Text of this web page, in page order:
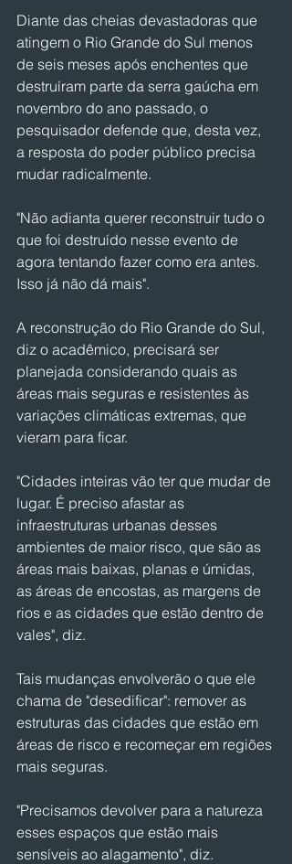
Diante das cheias devastadoras que
atingem o Rio Grande do Sul menos
de seis meses após enchentes que
destruíram parte da serra gaúcha em
novembro do ano passado, o
pesquisador defende que, desta vez,
a resposta do poder público precisa
mudar radicalmente.
"Não adianta querer reconstruir tudo o
que foi destruído nesse evento de
agora tentando fazer como era antes.
Isso já não dá mais".
A reconstrução do Rio Grande do Sul,
diz o acadêmico, precisará ser
planejada considerando quais as
áreas mais seguras e resistentes às
variações climáticas extremas, que
vieram para ficar.
"Cidades inteiras vão ter que mudar de
lugar. É preciso afastar as
infraestruturas urbanas desses
ambientes de maior risco, que são as
áreas mais baixas, planas e úmidas,
as áreas de encostas, as margens de
rios e as cidades que estão dentro de
vales", diz.
Tais mudanças envolverão o que ele
chama de "desedificar": remover as
estruturas das cidades que estão em
áreas de risco e recomeçar em regiões
mais seguras.
"Precisamos devolver para a natureza
esses espaços que estão mais
sensíveis ao alagamento", diz.